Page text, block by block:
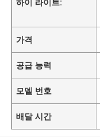
하이 라이트:
가격
공급 능력
모델 번호
배달 시간